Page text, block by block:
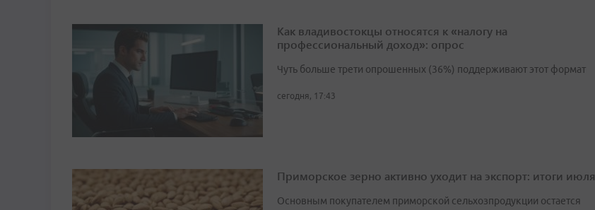
Как владивостокцы относятся к «налогу на
профессиональный доход»: опрос
Чуть больше трети опрошенных (36%) поддерживают этот формат
сегодня, 17:43
Приморское зерно активно уходит на экспорт: итоги июля
Основным покупателем приморской сельхозпродукции остается